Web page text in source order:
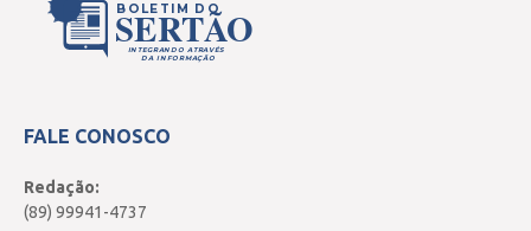
BOLETIM DO
SERTÃO
INTEGRANDO ATRAVÉS
DA INFORMAÇÃO
FALE CONOSCO
Redação:
(89) 99941-4737